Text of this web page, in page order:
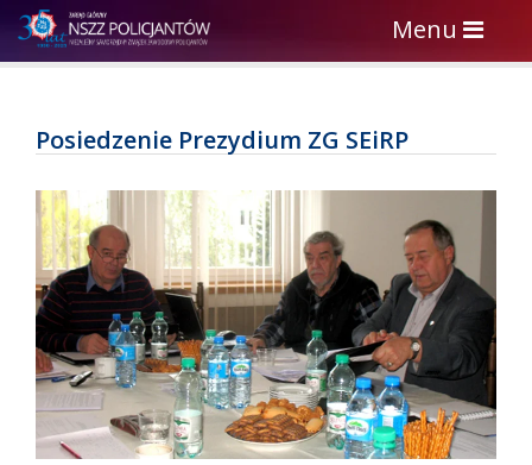
Toggle
navigation
Menu
Posiedzenie Prezydium ZG SEiRP